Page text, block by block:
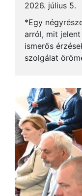
2026. július 5.
*Egy
arról, mit
ismerős
szolgálat